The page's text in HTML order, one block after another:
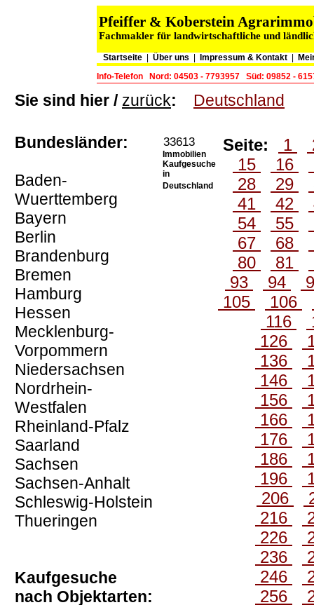
Pfeiffer & Koberstein
Fachmakler für landwirtschaftliche und
Startseite Über uns Impressum & Kontakt
Info-Telefon
Nord: 04503 - 7793957 Süd: 09852 -
Sie sind hier / zurück: Deutschland
Bundesländer:
Baden-
Wuerttemberg
Bayern
Berlin
Brandenburg
Bremen
Hamburg
Hessen
Mecklenburg-
Vorpommern
Niedersachsen
Nordrhein-
Westfalen
Rheinland-Pfalz
Saarland
Sachsen
Sachsen-Anhalt
Schleswig-Holstein
Thueringen
Kaufgesuche
nach Objektarten:
33613
Immobilien
Kaufgesuche
in
Deutschland
Seite: 1
15
16
28
29
41
42
54
55
67
68
80
81
93
94
105
106
116
126
136
146
156
166
176
186
196
206
216
226
236
246
256